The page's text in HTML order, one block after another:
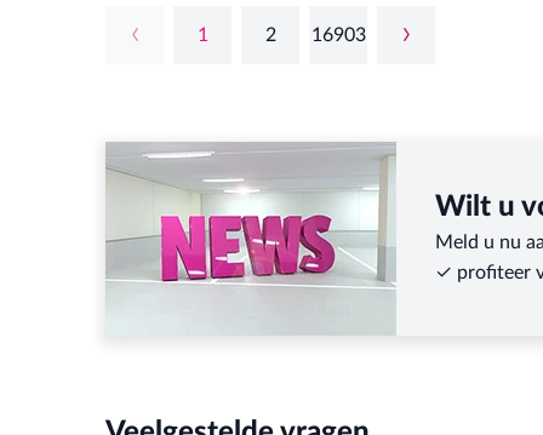
1 2 16903
Wilt u
Meld u nu
✓ profiteer